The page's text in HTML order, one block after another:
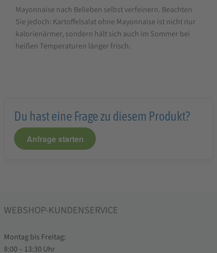
Mayonnaise nach Belieben selbst verfeinern. Beachten
Sie jedoch: Kartoffelsalat ohne Mayonnaise ist nicht nur
kalorienärmer, sondern hält sich auch im Sommer bei
heißen Temperaturen länger frisch.
Du hast eine Frage zu diesem Produkt?
Anfrage starten
WEBSHOP-KUNDENSERVICE
Montag bis Freitag:
8:00 – 13:30 Uhr